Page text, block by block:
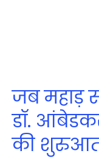
जब महाड़
डॉ.
की